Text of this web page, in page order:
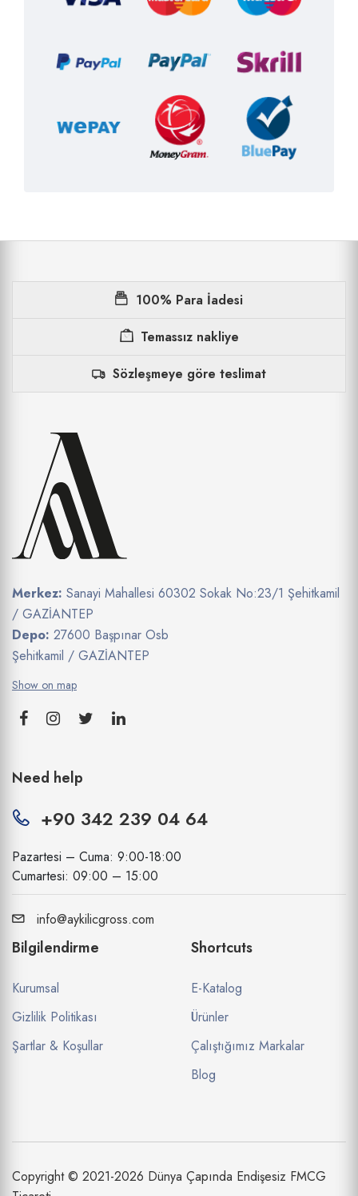
100% Para İadesi
Temassız nakliye
Sözleşmeye göre teslimat
Merkez: Sanayi Mahallesi 60302 Sokak No:23/1 Şehitkamil
/ GAZİANTEP
Depo: 27600 Başpınar Osb
Şehitkamil / GAZİANTEP
Show on map
Need help
+90 342 239 04 64
Pazartesi – Cuma: 9:00-18:00
Cumartesi: 09:00 – 15:00
info@aykilicgross.com
Bilgilendirme
Kurumsal
Gizlilik Politikası
Şartlar & Koşullar
Shortcuts
E-Katalog
Ürünler
Çalıştığımız Markalar
Blog
Copyright © 2021-2026 Dünya Çapında Endişesiz FMCG